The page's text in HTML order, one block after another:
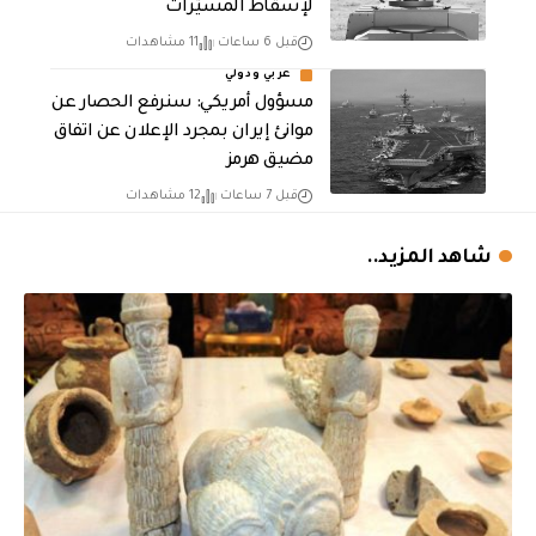
لإسقاط المسيّرات
قبل 6 ساعات 11 مشاهدات
عربي ودولي
مسؤول أمريكي: سنرفع الحصار عن
موانئ إيران بمجرد الإعلان عن اتفاق
مضيق هرمز
قبل 7 ساعات 12 مشاهدات
شاهد المزيد..